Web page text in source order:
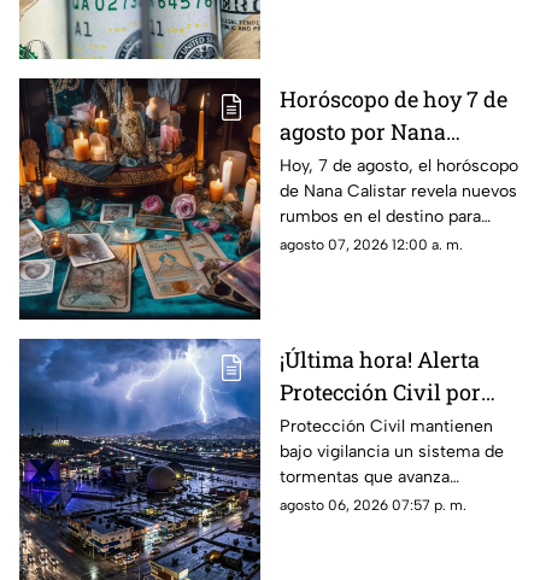
Horóscopo de hoy 7 de
agosto por Nana
Calistar: Este será tu
mejor beneficio
Hoy, 7 de agosto, el horóscopo
de Nana Calistar revela nuevos
rumbos en el destino para
estos signos
agosto 07, 2026 12:00 a. m.
¡Última hora! Alerta
Protección Civil por
tormenta que se acerca
a Ciudad Juárez y El
Paso: piden extremar
precauciones
Protección Civil mantienen
bajo vigilancia un sistema de
tormentas que avanza
lentamente hacia el suroeste y
agosto 06, 2026 07:57 p. m.